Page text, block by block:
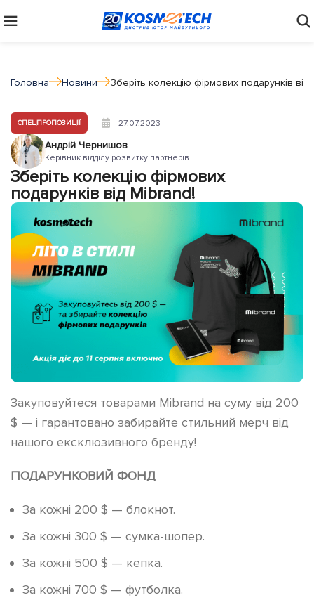
Головна Новини Зберіть колекцію фірмових подарунків від
СПЕЦПРОПОЗИЦІЇ 27.07.2023
Андрій Чернишов
Керівник відділу розвитку партнерів
Зберіть колекцію фірмових
подарунків від Mibrand!
Закуповуйтеся товарами Mibrand на суму від 200
$ — і гарантовано забирайте стильний мерч від
нашого ексклюзивного бренду!
ПОДАРУНКОВИЙ ФОНД
За кожні 200 $ — блокнот.
За кожні 300 $ — сумка-шопер.
За кожні 500 $ — кепка.
За кожні 700 $ — футболка.